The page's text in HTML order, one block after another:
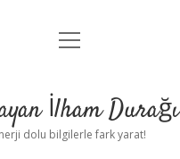
Anasayfa
Yasal Uyarı
menüyü
İlham Durağı
dolu bilgilerle fark yarat!